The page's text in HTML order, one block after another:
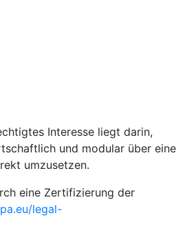
Interesse liegt darin,
und modular über eine
umzusetzen.
eine Zertifizierung der
legal-